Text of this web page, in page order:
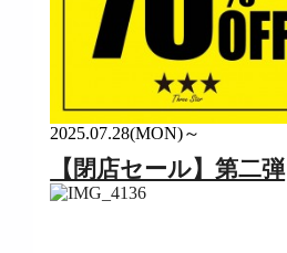
2025.07.28(MON)～
【閉店セール】第二弾